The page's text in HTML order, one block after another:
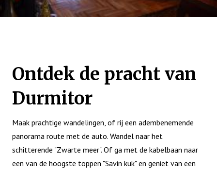
Ontdek de pracht van
Durmitor
Maak prachtige wandelingen, of rij een adembenemende
panorama route met de auto. Wandel naar het
schitterende "Zwarte meer". Of ga met de kabelbaan naar
een van de hoogste toppen "Savin kuk" en geniet van een